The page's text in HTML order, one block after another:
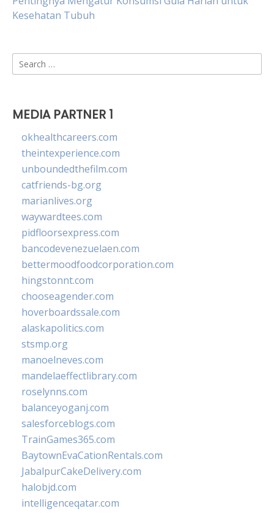
Kesehatan Tubuh
Search
for:
MEDIA PARTNER 1
okhealthcareers.com
theintexperience.com
unboundedthefilm.com
catfriends-bg.org
marianlives.org
waywardtees.com
pidfloorsexpress.com
bancodevenezuelaen.com
bettermoodfoodcorporation.com
hingstonnt.com
chooseagender.com
hoverboardssale.com
alaskapolitics.com
stsmp.org
manoelneves.com
mandelaeffectlibrary.com
roselynns.com
balanceyoganj.com
salesforceblogs.com
TrainGames365.com
BaytownEvaCationRentals.com
JabalpurCakeDelivery.com
halobjd.com
intelligenceqatar.com